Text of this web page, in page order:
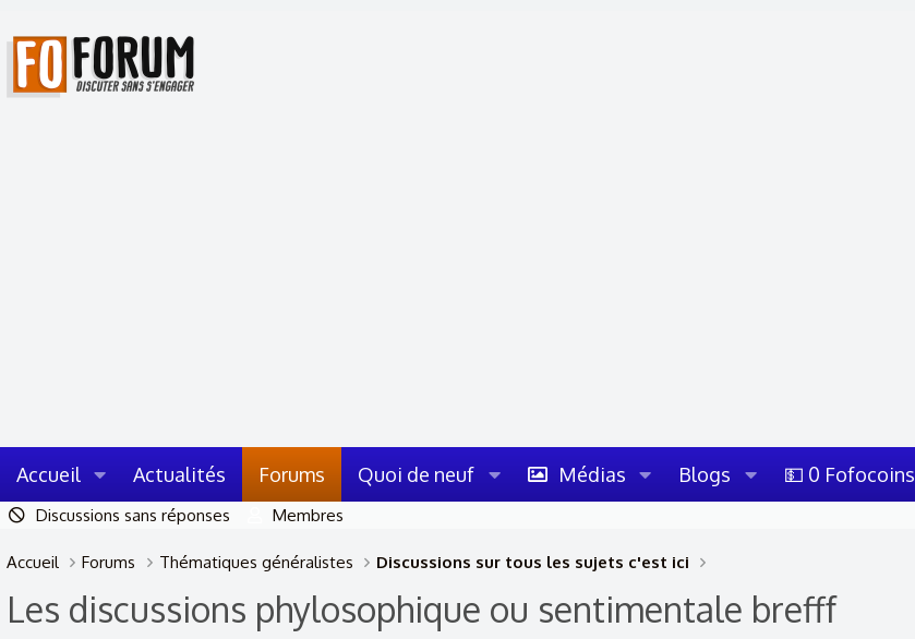
Accueil Actualités Forums Quoi de neuf Médias Blogs 💵 0 Fofocoins
Discussions sans réponses Membres
Accueil Forums Thématiques généralistes Discussions sur tous les sujets c'est ici
Les discussions phylosophique ou sentimentale brefff